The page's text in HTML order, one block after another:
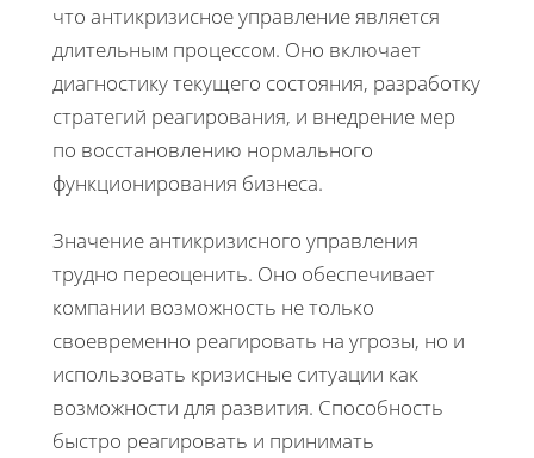
что антикризисное управление является
длительным процессом. Оно включает
диагностику текущего состояния, разработку
стратегий реагирования, и внедрение мер
по восстановлению нормального
функционирования бизнеса.
Значение антикризисного управления
трудно переоценить. Оно обеспечивает
компании возможность не только
своевременно реагировать на угрозы, но и
использовать кризисные ситуации как
возможности для развития. Способность
быстро реагировать и принимать